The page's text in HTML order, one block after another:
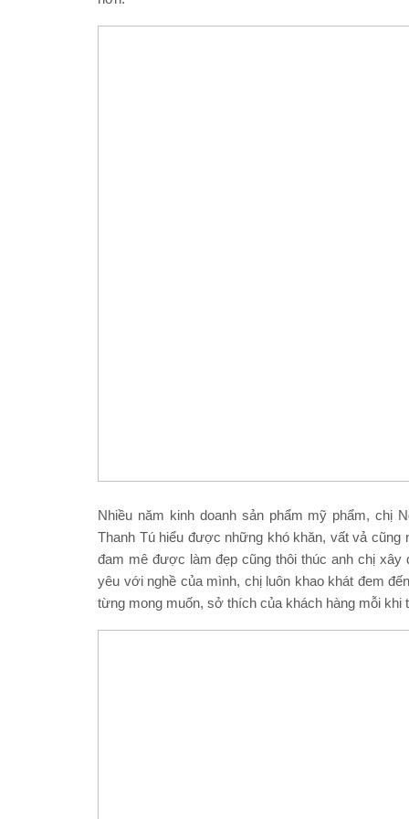
Nhiều năm kinh doanh sản phẩm mỹ phẩm, chị
Thanh Tú hiểu được những khó khăn, vất vả
đam mê được làm đẹp cũng thôi thúc anh chị
yêu với nghề của mình, chị luôn khao khát đem
từng mong muốn, sở thích của khách hàng mỗi khi